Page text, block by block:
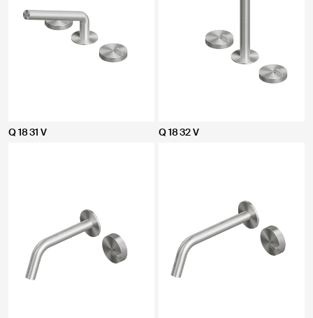
Q 18 31 V Q 18 32 V